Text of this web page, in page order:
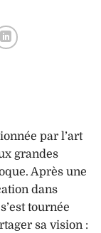
par l’art
grandes
Après une
dans
tournée
sa vision :